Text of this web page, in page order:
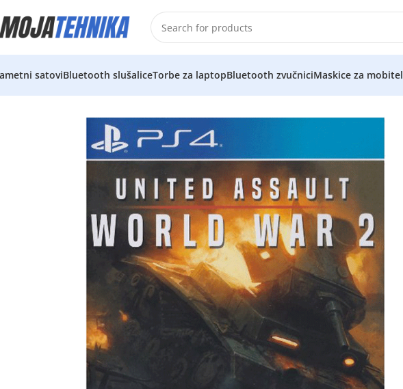
satoviBluetooth slušaliceTorbe za laptopBluetooth zvučniciMaskice za mobitel